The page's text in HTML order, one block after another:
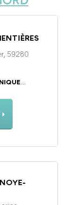
59280
09H00 À